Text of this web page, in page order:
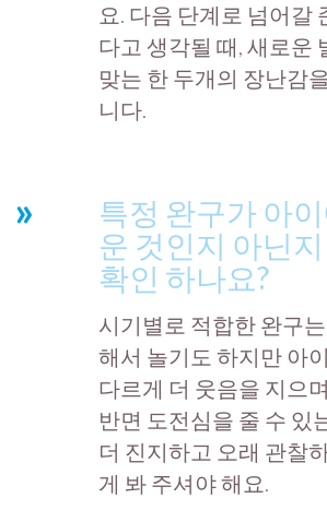
요. 다음 단계로 넘어갈
다고 생각될 때, 새로운
맞는 한 두개의 장난감
니다.
특정 완구가 아
운 것인지 아닌
확인 하나요?
시기별로 적합한 완구
해서 놀기도 하지만 아
다르게 더 웃음을 지으
반면 도전심을 줄 수 있
더 진지하고 오래 관찰
게 봐 주셔야 해요.